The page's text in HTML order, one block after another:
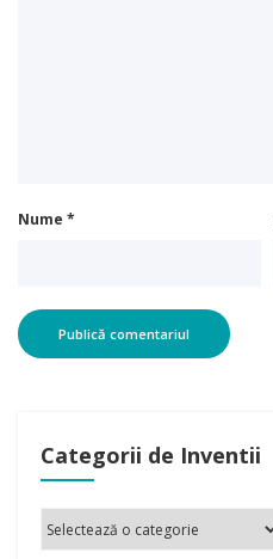
Nume *
Categorii de Inventii